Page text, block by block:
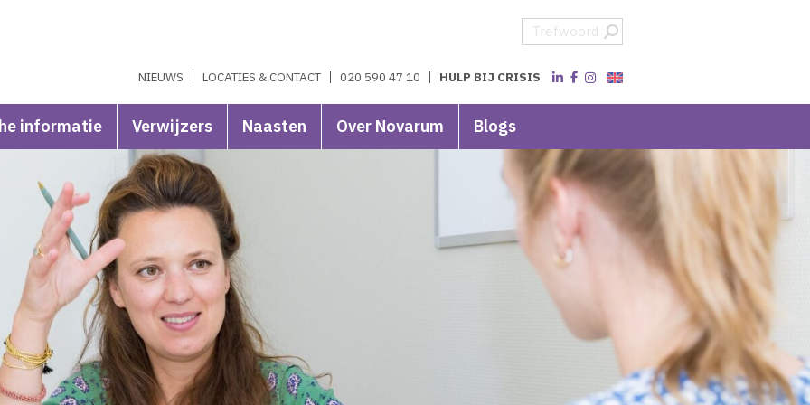
NIEUWS LOCATIES & CONTACT 020 590 47 10 HULP BIJ CRISIS
informatie Verwijzers Naasten Over Novarum Blogs